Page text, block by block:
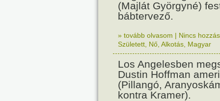
(Majlát Györgyné)
bábtervező.
» tovább olvasom | Nincs
Született Nő Alkotás Magyar
Los Angelesben
Dustin Hoffman
(Pillangó,
kontra Kramer).